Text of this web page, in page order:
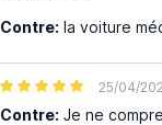
Contre: la voiture
25/04/
Contre: Je ne